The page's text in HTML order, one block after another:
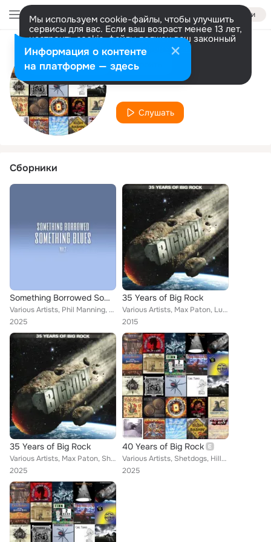
Войти
Мы используем cookie-файлы, чтобы улучшить
сервисы для вас. Если ваш возраст менее 13 лет,
настроить cookie-файлы должен ваш законный
представитель. Больше информации
Разрешить все Настроить
Исполнитель
Alan Lancaster
Слушать
Сборники
Something Borrowed Something Blues, Vol. 2
Various Artists, Phil Manning, Kerryn Tolhurst, Joey Amenta, Billy Miller, Lez Karski, Blackfeather, Mike Rudd, Chain, Chris Tur...
2025
35 Years of Big Rock
Various Artists, Max Paton, Lucy Desoto, Redback, Cletis Carr, Irish & the Tomcats, Three Aztecs, Stacey Morris, Choppy & the Co...
2015
35 Years of Big Rock
Various Artists, Max Paton, Shetdogs, The RockWells, Lucy Desoto, Cletis Carr, Choppy, Chain, Paula McMahon, Blues Pirates, Alan...
2025
40 Years of Big Rock
Various Artists, Shetdogs, Hillbilly Moon, Christina Crofts, Angela McCloy, Machine, Rob Grosser, Truckin' Bill n' Doc Guitar, R...
2025
Информация о контенте
на платформе — здесь